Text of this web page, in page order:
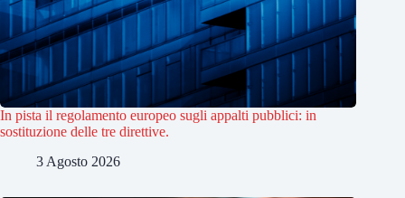
In pista il regolamento europeo sugli appalti pubblici: in
sostituzione delle tre direttive.
3 Agosto 2026